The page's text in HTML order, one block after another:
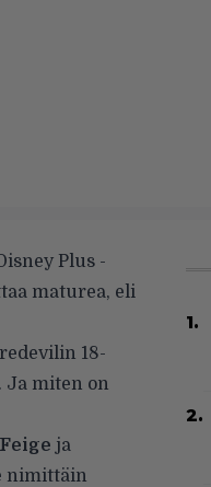
Plus -
maturea, eli
18-
Ja miten on
ja
nimittäin